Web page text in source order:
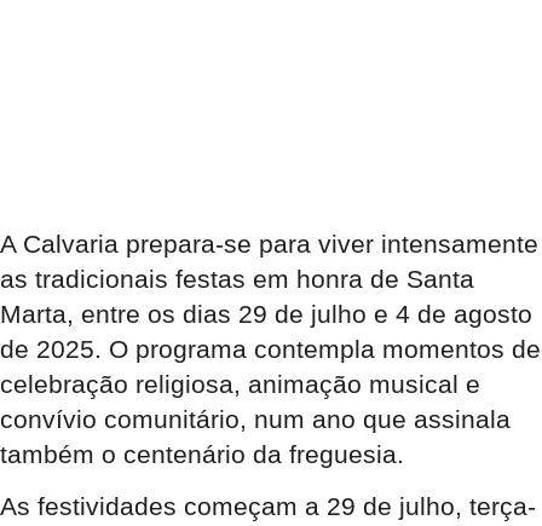
A Calvaria prepara-se para viver intensamente
as tradicionais festas em honra de Santa
Marta, entre os dias 29 de julho e 4 de agosto
de 2025. O programa contempla momentos de
celebração religiosa, animação musical e
convívio comunitário, num ano que assinala
também o centenário da freguesia.
As festividades começam a 29 de julho, terça-